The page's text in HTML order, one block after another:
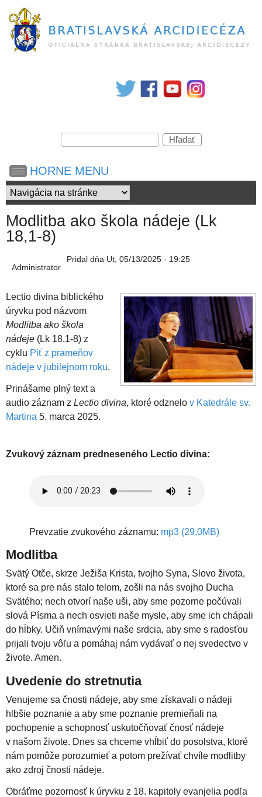
na
hlavný
t
i
s
a
v
s
k
á
a
i
d
i
e
c
é
z
a
V
y
ľ
a
d
v
i
H
ľ
d
a
ť
HORNE MENU
Modlitba ako škola nádeje (Lk
18,1-8)
Pridal
Administrator
dňa Ut, 05/13/2025 - 19:25
Lectio divina biblického
úryvku pod názvom
Modlitba ako škola
nádeje (Lk 18,1-8) z
cyklu Piť z prameňov
nádeje v jubilejnom roku.
Prinášame plný text a
audio záznam z Lectio divina, ktoré odznelo v Katedrále sv.
Martina 5. marca 2025.
Zvukový záznam predneseného Lectio divina:
Prevzatie zvukového záznamu: mp3 (29,0MB)
Modlitba
Svätý Otče, skrze Ježiša Krista, tvojho Syna, Slovo života,
ktoré sa pre nás stalo telom, zošli na nás svojho Ducha
Svätého; nech otvorí naše uši, aby sme pozorne počúvali
slová Písma a nech osvieti naše mysle, aby sme ich chápali
do hĺbky. Učiň vnímavými naše srdcia, aby sme s radosťou
prijali tvoju vôľu a pomáhaj nám vydávať o nej svedectvo v
živote. Amen.
Uvedenie do stretnutia
Venujeme sa čnosti nádeje, aby sme získavali o nádeji
hlbšie poznanie a aby sme poznanie premieňali na
pochopenie a schopnosť uskutočňovať čnosť nádeje
v našom živote. Dnes sa chceme vhĺbiť do posolstva, ktoré
nám pomôže porozumieť a potom prežívať chvíle modlitby
ako zdroj čnosti nádeje.
Obráťme pozornosť k úryvku z 18. kapitoly evanjelia podľa